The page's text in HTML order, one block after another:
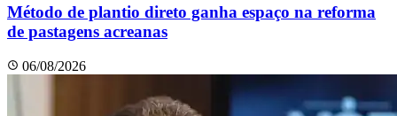
Método de plantio direto ganha espaço na reforma
de pastagens acreanas
06/08/2026